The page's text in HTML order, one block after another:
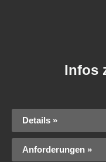
Infos
Details »
Anforderungen »